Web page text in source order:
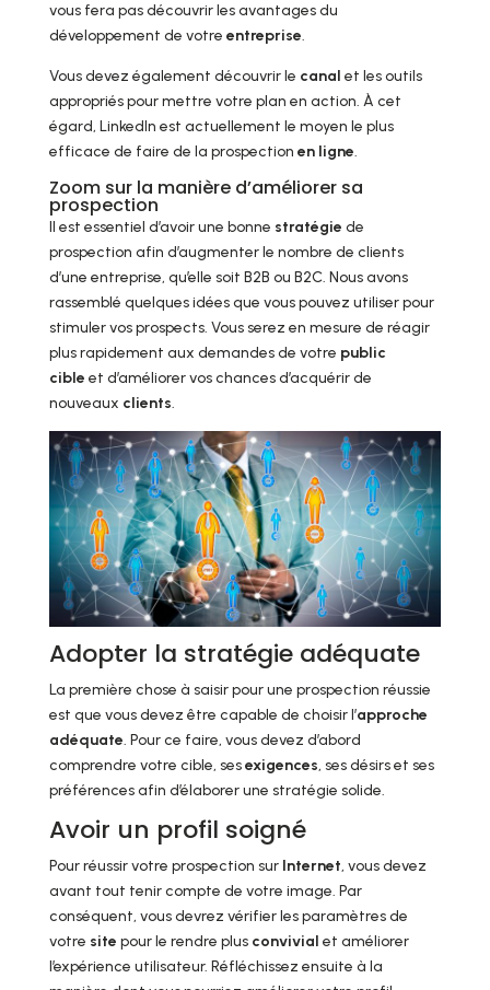
vous fera pas découvrir les avantages du
développement de votre entreprise.
Vous devez également découvrir le canal et les outils
appropriés pour mettre votre plan en action. À cet
égard, LinkedIn est actuellement le moyen le plus
efficace de faire de la prospection en ligne.
Zoom sur la manière d’améliorer sa
prospection
Il est essentiel d’avoir une bonne stratégie de
prospection afin d’augmenter le nombre de clients
d’une entreprise, qu’elle soit B2B ou B2C. Nous avons
rassemblé quelques idées que vous pouvez utiliser pour
stimuler vos prospects. Vous serez en mesure de réagir
plus rapidement aux demandes de votre public
cible et d’améliorer vos chances d’acquérir de
nouveaux clients.
Adopter la stratégie adéquate
La première chose à saisir pour une prospection réussie
est que vous devez être capable de choisir l’approche
adéquate. Pour ce faire, vous devez d’abord
comprendre votre cible, sesexigences, ses désirs et ses
préférences afin d’élaborer une stratégie solide.
Avoir un profil soigné
Pour réussir votre prospection sur Internet, vous devez
avant tout tenir compte de votre image. Par
conséquent, vous devrez vérifier les paramètres de
votre site pour le rendre plus convivial et améliorer
l’expérience utilisateur. Réfléchissez ensuite à la